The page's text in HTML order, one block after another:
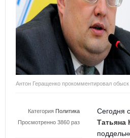
Антон Геращенко прокомментировал обыск
Категория Политика
Просмотренно 3860 раз
Сегодня
Татьяна